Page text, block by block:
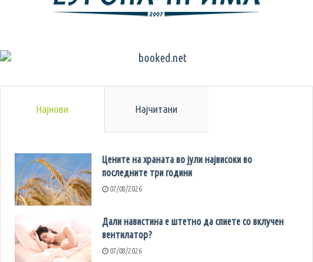
Најнови Најчитани
Цените на храната во јули највисоки во
последните три години
07/08/2026
Дали навистина е штетно да спиете со вклучен
вентилатор?
07/08/2026